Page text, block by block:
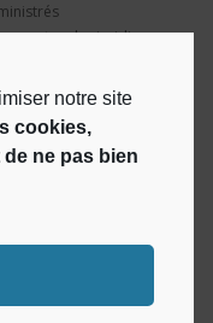
notre site
cookies,
ne pas bien
et cadre juridique
sociaux